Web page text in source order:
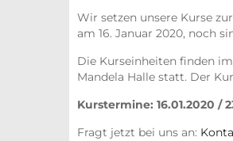
Wir setzen unsere Kurse zur
am 16. Januar 2020, noch
Die Kurseinheiten finden
Mandela Halle statt. Der
Kurstermine: 16.01.2020 /
Fragt jetzt bei uns an: